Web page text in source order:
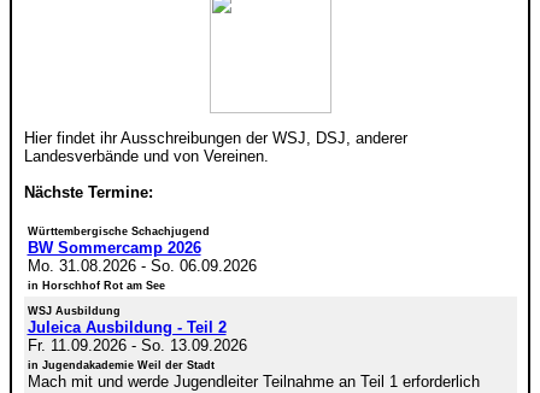
Hier findet ihr Ausschreibungen der WSJ, DSJ, anderer
Landesverbände und von Vereinen.
Nächste Termine:
Württembergische Schachjugend
BW Sommercamp 2026
Mo. 31.08.2026- So. 06.09.2026
in Horschhof Rot am See
WSJ Ausbildung
Juleica Ausbildung - Teil 2
Fr. 11.09.2026- So. 13.09.2026
in Jugendakademie Weil der Stadt
Mach mit und werde Jugendleiter Teilnahme an Teil 1 erforderlich